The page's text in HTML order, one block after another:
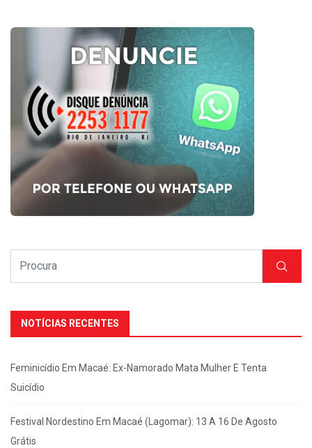
NOTÍCIAS RECENTES
Feminicídio Em Macaé: Ex-Namorado Mata Mulher E Tenta
Suicídio
Festival Nordestino Em Macaé (Lagomar): 13 A 16 De Agosto
Grátis